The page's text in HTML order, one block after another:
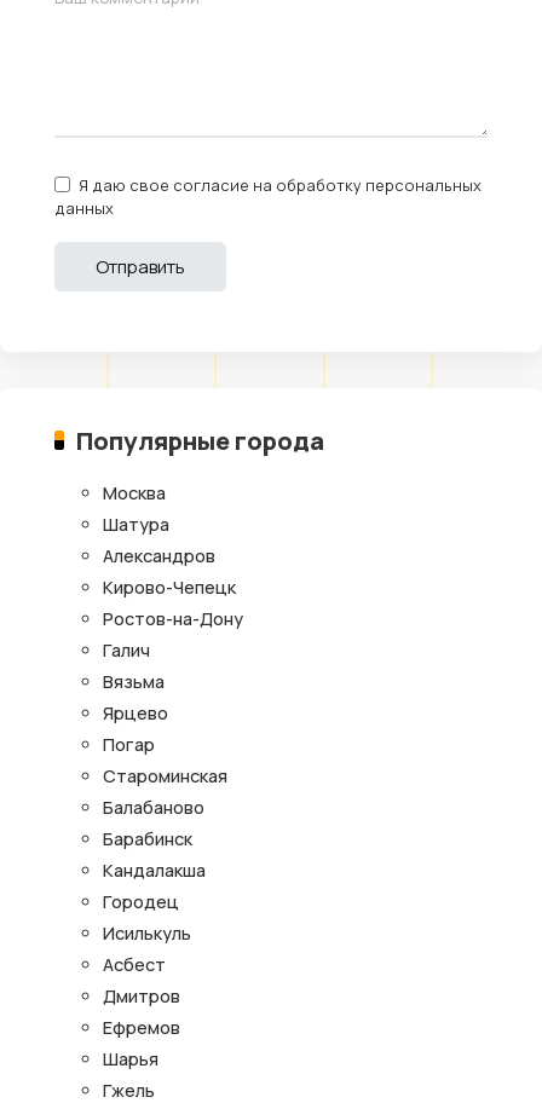
Я даю свое согласие на обработку персональных
данных
Популярные города
Москва
Шатура
Александров
Кирово-Чепецк
Ростов-на-Дону
Галич
Вязьма
Ярцево
Погар
Староминская
Балабаново
Барабинск
Кандалакша
Городец
Исилькуль
Асбест
Дмитров
Ефремов
Шарья
Гжель